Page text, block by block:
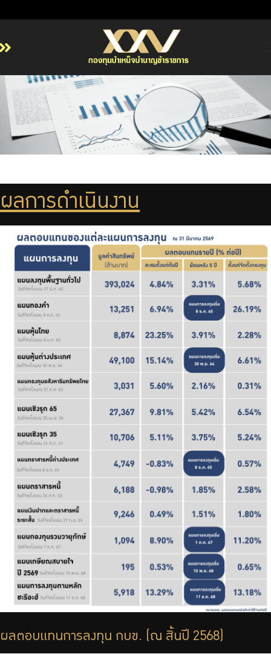
หน้าหลัก
เกี่ยวกับ กบข.
บริการสมาชิก
ลงทุน
รายงานผลการดำเนินงาน
จัดซื้อจัดจ้าง
บริการเจ้าหน้าที่ส่วนราชการ
ร่วมงานกับเรา
ไทย | Eng
ผลการดำเนินงาน
ผลตอบแทนการลงทุน กบข. (ณ สิ้นปี 2568)